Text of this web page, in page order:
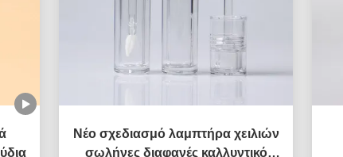
Νέο σχεδιασμό λαμπτήρα χειλιών
σωλήνες διαφανές καλλυντικό